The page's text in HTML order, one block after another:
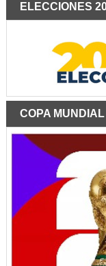
ELECCIONES
COPA